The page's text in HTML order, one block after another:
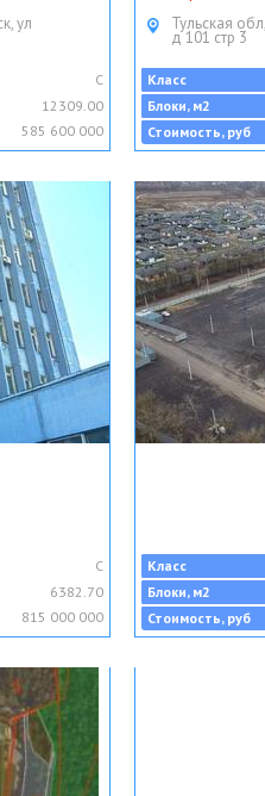
ул
C
12309.00
585 600 000
Тульская
д 101 стр 3
Класс
Блоки, м2
Стоимость, руб
C
6382.70
815 000 000
Класс
Блоки, м2
Стоимость, руб